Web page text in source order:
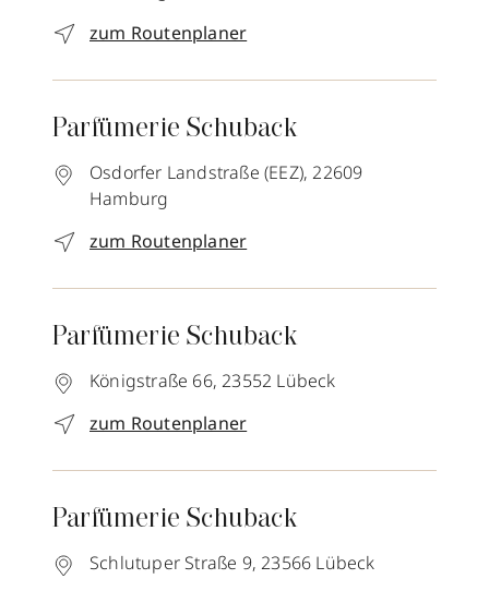
zum Routenplaner
Parfümerie Schuback
Osdorfer Landstraße (EEZ), 22609
Hamburg
zum Routenplaner
Parfümerie Schuback
Königstraße 66, 23552 Lübeck
zum Routenplaner
Parfümerie Schuback
Schlutuper Straße 9, 23566 Lübeck